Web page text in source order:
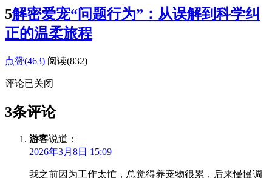
5解密爱宠“问题行为”：从误解到科学纠
正的温柔旅程
点赞(463) 阅读(832)
评论已关闭
3条评论
游客说道：
2026年3月8日 15:09
我之前因为工作太忙，总觉得养宠物很累，后来慢慢调